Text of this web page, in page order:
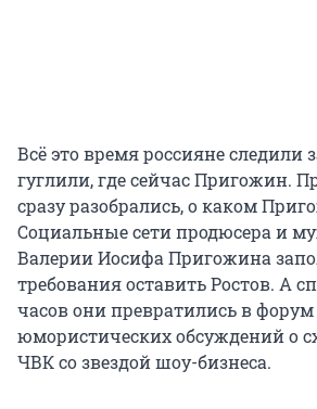
Всё это время россияне следили
гуглили, где сейчас Пригожин.
сразу разобрались, о каком
Социальные сети продюсера и
Валерии Иосифа Пригожина
требования оставить Ростов. А
часов они превратились в форум
юмористических обсуждений о
ЧВК со звездой шоу-бизнеса.